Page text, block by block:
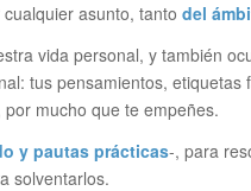
asunto, tanto del
vida personal, y también
tus pensamientos,
mucho que te empeñes.
y pautas prácticas-, para
solventarlos.